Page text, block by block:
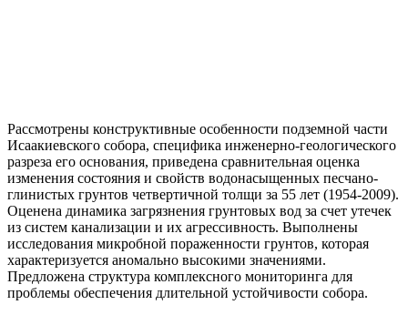
Рассмотрены конструктивные особенности подземной части
Исаакиевского собора, специфика инженерно-геологического
разреза его основания, приведена сравнительная оценка
изменения состояния и свойств водонасыщенных песчано-
глинистых грунтов четвертичной толщи за 55 лет (1954-2009).
Оценена динамика загрязнения грунтовых вод за счет утечек
из систем канализации и их агрессивность. Выполнены
исследования микробной пораженности грунтов, которая
характеризуется аномально высокими значениями.
Предложена структура комплексного мониторинга для
проблемы обеспечения длительной устойчивости собора.